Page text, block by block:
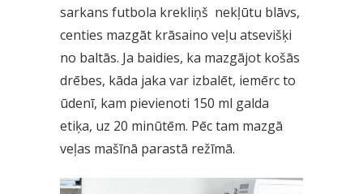
sarkans futbola krekliņš nekļūtu blāvs,
centies mazgāt krāsaino veļu atsevišķi
no baltās. Ja baidies, ka mazgājot košās
drēbes, kāda jaka var izbalēt, iemērc to
ūdenī, kam pievienoti 150 ml galda
etiķa, uz 20 minūtēm. Pēc tam mazgā
veļas mašīnā parastā režīmā.